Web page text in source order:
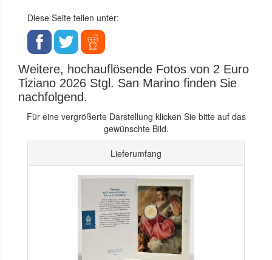
Diese Seite teilen unter:
Weitere, hochauflösende Fotos von 2 Euro
Tiziano 2026 Stgl. San Marino finden Sie
nachfolgend.
Für eine vergrößerte Darstellung klicken Sie bitte auf das
gewünschte Bild.
Lieferumfang